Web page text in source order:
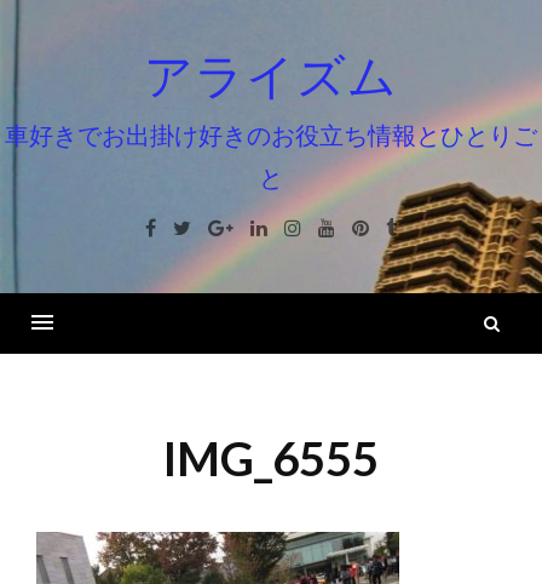
ン
ツ
ッ
アライズム
車好きでお出掛け好きのお役立ち情報とひとりご
と
Facebook
TwitterGoogle+LinkedinInstagramYoutube
Pinterest
Tumblr
IMG_6555